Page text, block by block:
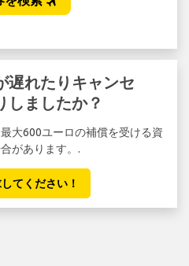
遅れたりキャンセ
しましたか？
大600ユーロの補償を受ける資
があります。.
てください！